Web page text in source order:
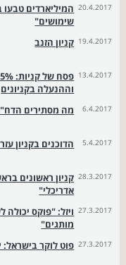
20.4.2017 המיליארדים טבעו
שימושים"
19.4.2017 קניון הזנב
13.4.2017
וההנעלה בקניונים
6.4.2017 מה מסתירים
5.4.2017 הדוכנים בקניון
28.3.2017 קניון ראשונים
אדריכלי"
27.3.2017 ויזל: "פוקס
מותגים"
27.3.2017 פוט לוקר